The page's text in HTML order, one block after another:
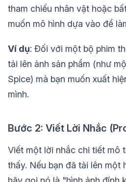
tham chiếu nhân vật hoặc
muốn mô hình dựa vào để
Ví dụ: Đối với một bộ phim
tải lên ảnh sản phẩm (như
Spice) mà bạn muốn xuất
mình.
Bước 2: Viết Lời Nhắc
Viết một lời nhắc chi tiết mô
thấy. Nếu bạn đã tải lên một